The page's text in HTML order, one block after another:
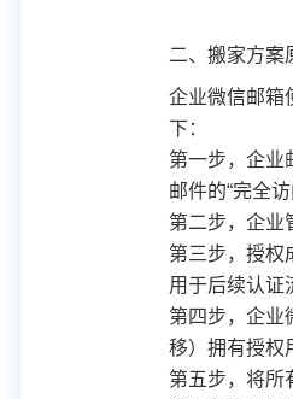
二、搬家方案
企业微信邮箱
下：
第一步，企业
邮件的“完全
第二步，企业
第三步，授权
用于后续认证
第四步，企业
移）拥有授权
第五步，将所